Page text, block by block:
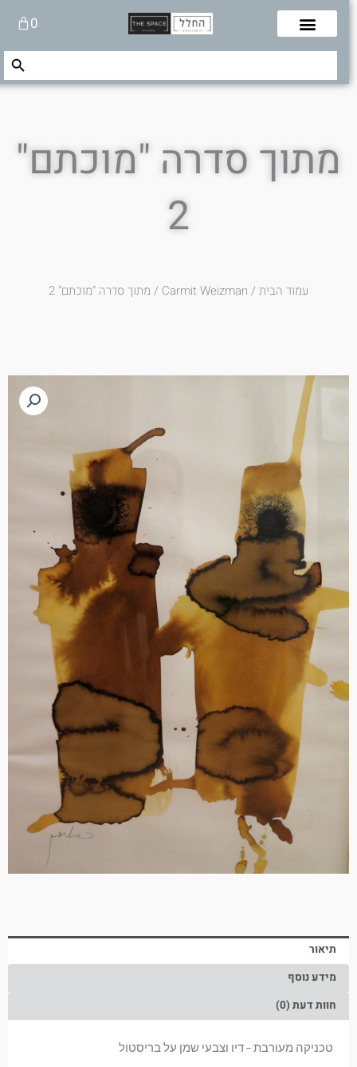
0עגלת
קניות
Search
Search Button
מתוך סדרה "מוכתם"
2
עמוד הבית/
Carmit Weizman/ מתוך סדרה "מוכתם" 2
תיאור
מידע נוסף
חוות דעת (0)
טכניקה מעורבת – דיו וצבעי שמן על בריסטול